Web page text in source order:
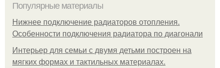
Популярные материалы
Нижнее подключение радиаторов отопления.
Особенности подключения радиатора по диагонали
Интерьер для семьи с двумя детьми построен на
мягких формах и тактильных материалах.